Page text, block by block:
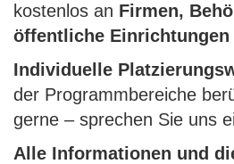
kostenlos an Firmen,
öffentliche Einrichtungen
Individuelle
der Programmbereiche
gerne – sprechen Sie uns
Alle Informationen und